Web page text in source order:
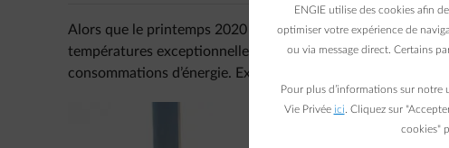
Alors que le printemps 2020 avait été particulièrement
températures exceptionnellement froides. Un temps
consommations d’énergie. Explications, chiffres et conseils.
ENGIE utilise des cookies afin
optimiser votre expérience de
ou via message direct. Certains
Pour plus d’informations sur
Vie Privée ici . Cliquez sur
cookies"